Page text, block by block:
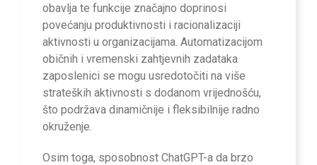
obavlja te funkcije značajno doprinosi
povećanju produktivnosti i racionalizaciji
aktivnosti u organizacijama. Automatizacijom
običnih i vremenski zahtjevnih zadataka
zaposlenici se mogu usredotočiti na više
strateških aktivnosti s dodanom vrijednošću,
što podržava dinamičnije i fleksibilnije radno
okruženje.
Osim toga, sposobnost ChatGPT-a da brzo